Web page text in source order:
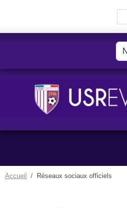
Accueil Réseaux sociaux officiels